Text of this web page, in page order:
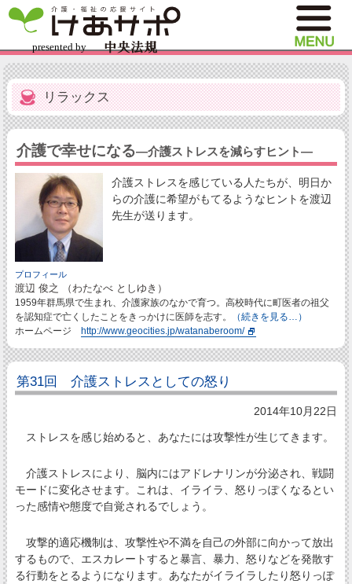
リラックス
介護で幸せになる―介護ストレスを減らすヒント―
介護ストレスを感じている人たちが、明日か
らの介護に希望がもてるようなヒントを渡辺
先生が送ります。
プロフィール
渡辺 俊之 （わたなべ としゆき）
1959年群馬県で生まれ、介護家族のなかで育つ。高校時代に町医者の祖父
を認知症で亡くしたことをきっかけに医師を志す。
（続きを見る…）
ホームページ http://www.geocities.jp/watanaberoom/
第31回 介護ストレスとしての怒り
2014年10月22日
ストレスを感じ始めると、あなたには攻撃性が生じてきます。
介護ストレスにより、脳内にはアドレナリンが分泌され、戦闘
モードに変化させます。これは、イライラ、怒りっぽくなるとい
った感情や態度で自覚されるでしょう。
攻撃的適応機制は、攻撃性や不満を自己の外部に向かって放出
するもので、エスカレートすると暴言、暴力、怒りなどを発散す
る行動をとるようになります。あなたがイライラしたり怒りっぽ